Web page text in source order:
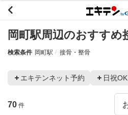
岡町駅周辺のおすすめ
検索条件 岡町駅 接骨・整骨
エキテンネット予約 日祝OK
70 件